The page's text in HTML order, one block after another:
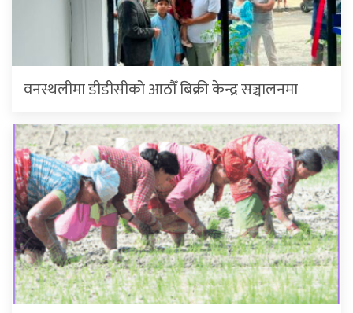
वनस्थलीमा डीडीसीको आठौँ बिक्री केन्द्र सञ्चालनमा